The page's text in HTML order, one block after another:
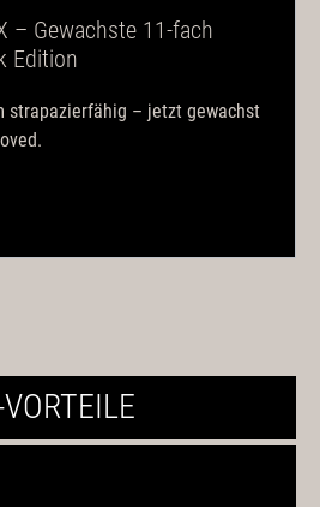
– Gewachste 11-fach
Edition
strapazierfähig – jetzt gewachst